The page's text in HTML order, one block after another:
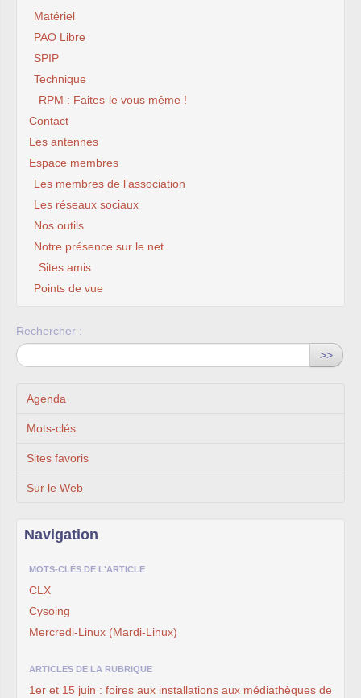
Matériel
PAO Libre
SPIP
Technique
RPM : Faites-le vous même !
Contact
Les antennes
Espace membres
Les membres de l’association
Les réseaux sociaux
Nos outils
Notre présence sur le net
Sites amis
Points de vue
Rechercher :
>>
Agenda
Mots-clés
Sites favoris
Sur le Web
Navigation
MOTS-CLÉS DE L'ARTICLE
CLX
Cysoing
Mercredi-Linux (Mardi-Linux)
ARTICLES DE LA RUBRIQUE
1er et 15 juin : foires aux installations aux médiathèques de